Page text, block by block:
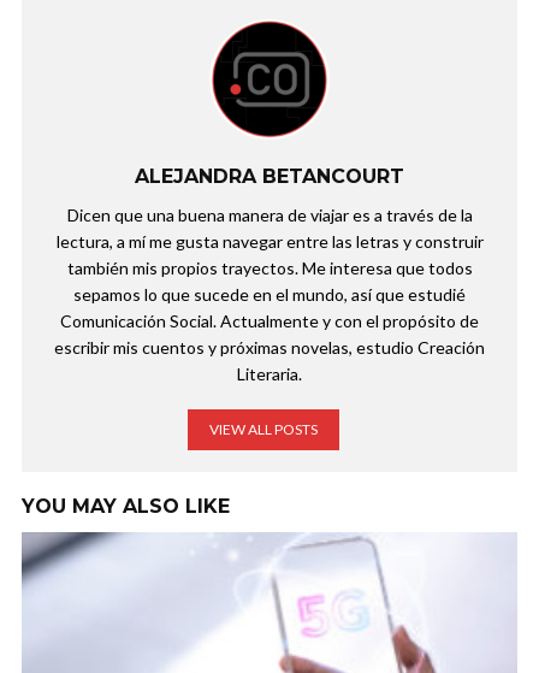
ALEJANDRA BETANCOURT
Dicen que una buena manera de viajar es a través de la
lectura, a mí me gusta navegar entre las letras y construir
también mis propios trayectos. Me interesa que todos
sepamos lo que sucede en el mundo, así que estudié
Comunicación Social. Actualmente y con el propósito de
escribir mis cuentos y próximas novelas, estudio Creación
Literaria.
VIEW ALL POSTS
YOU MAY ALSO LIKE